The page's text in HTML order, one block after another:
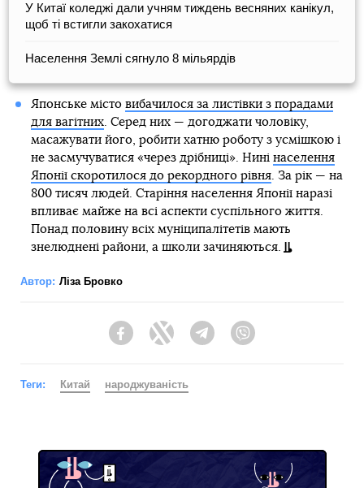
У Китаї коледжі дали учням тиждень весняних канікул,
щоб ті встигли закохатися
Населення Землі сягнуло 8 мільярдів
Японське місто вибачилося за листівки з порадами
для вагітних. Серед них — догоджати чоловіку,
масажувати його, робити хатню роботу з усмішкою і
не засмучуватися «через дрібниці». Нині населення
Японії скоротилося до рекордного рівня. За рік — на
800 тисяч людей. Старіння населення Японії наразі
впливає майже на всі аспекти суспільного життя.
Понад половину всіх муніципалітетів мають
знелюднені райони, а школи зачиняються.
Автор: Ліза Бровко
FacebookTwitter Telegram
Теги: Китай народжуваність